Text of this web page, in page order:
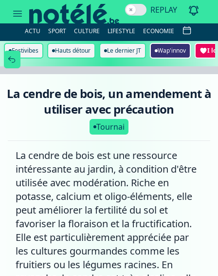
cendre
amendement
utiliser
avec
précaution
REPLAY
ACTU SPORT CULTURE LIFESTYLE ECONOMIE
Festivibes Hauts détour Le dernier JT Wap'innov I
La cendre de bois, un amendement à
utiliser avec précaution
Tournai
La cendre de bois est une ressource
intéressante au jardin, à condition d'être
utilisée avec modération. Riche en
potasse, calcium et oligo-éléments, elle
peut améliorer la fertilité du sol et
favoriser la floraison et la fructification.
Elle est particulièrement appréciée par
les cultures gourmandes comme les
fruitiers ou les légumes racines. En